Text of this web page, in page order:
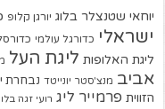
יוחאי שטנצלר בלוג יורגן קלופ
ישראלי כדורגל עולמי
ליגת האלופות ליגת העל
אביב מנצ'סטר יונייטד נבחרת
הזווית פרמייר ליג רועי זגה